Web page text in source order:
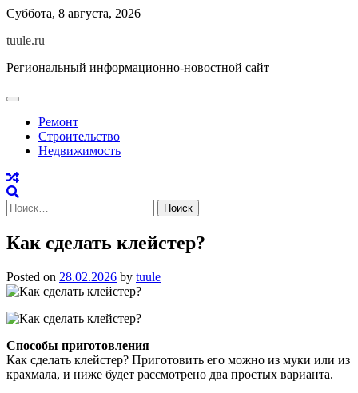
Skip
content
Суббота, 8 августа, 2026
tuule.ru
Региональный информационно-новостной сайт
Ремонт
Строительство
Недвижимость
Найти:
Как сделать клейстер?
Posted on 28.02.2026 by tuule
Способы приготовления
Как сделать клейстер? Приготовить его можно из муки или из
крахмала, и ниже будет рассмотрено два простых варианта.